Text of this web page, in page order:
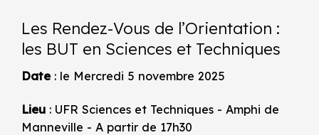
Les Rendez-Vous de l’Orientation :
les BUT en Sciences et Techniques
Date: le Mercredi 5 novembre 2025
Lieu : UFR Sciences et Techniques - Amphi de
Manneville - A partir de 17h30